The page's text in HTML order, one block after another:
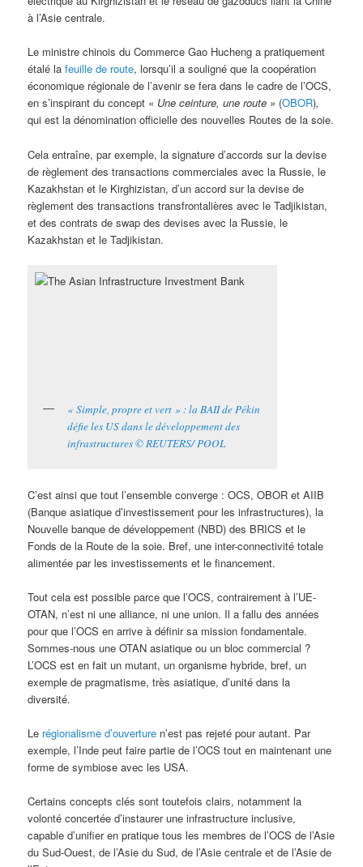
à l’Asie centrale.
Le ministre chinois du Commerce Gao Hucheng a pratiquement
étalé lafeuille de route, lorsqu’il a souligné que la coopération
économique régionale de l’avenir se fera dans le cadre de l’OCS,
en s’inspirant du concept « Une ceinture, une route » (OBOR),
qui est la dénomination officielle des nouvelles Routes de la soie.
Cela entraîne, par exemple, la signature d’accords sur la devise
de règlement des transactions commerciales avec la Russie, le
Kazakhstan et le Kirghizistan, d’un accord sur la devise de
règlement des transactions transfrontalières avec le Tadjikistan,
et des contrats de swap des devises avec la Russie, le
Kazakhstan et le Tadjikistan.
« Simple, propre et vert » : la BAII de Pékin
défie les US dans le développement des
infrastructures © REUTERS/ POOL
C’est ainsi que tout l’ensemble converge : OCS, OBOR et AIIB
(Banque asiatique d’investissement pour les infrastructures), la
Nouvelle banque de développement (NBD) des BRICS et le
Fonds de la Route de la soie. Bref, une inter-connectivité totale
alimentée par les investissements et le financement.
Tout cela est possible parce que l’OCS, contrairement à l’UE-
OTAN, n’est ni une alliance, ni une union. Il a fallu des années
pour que l’OCS en arrive à définir sa mission fondamentale.
Sommes‑nous une OTAN asiatique ou un bloc commercial ?
L’OCS est en fait un mutant, un organisme hybride, bref, un
exemple de pragmatisme, très asiatique, d’unité dans la
diversité.
Le régionalisme d’ouverture n’est pas rejeté pour autant. Par
exemple, l’Inde peut faire partie de l’OCS tout en maintenant une
forme de symbiose avec les USA.
Certains concepts clés sont toutefois clairs, notamment la
volonté concertée d’instaurer une infrastructure inclusive,
capable d’unifier en pratique tous les membres de l’OCS de l’Asie
du Sud-Ouest, de l’Asie du Sud, de l’Asie centrale et de l’Asie de